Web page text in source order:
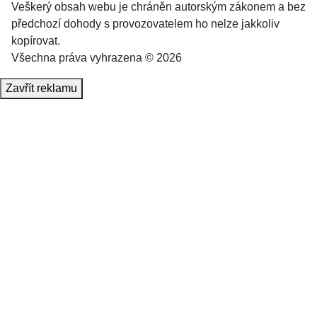
Veškerý obsah webu je chráněn autorským zákonem a bez
předchozí dohody s provozovatelem ho nelze jakkoliv
kopírovat.
Všechna práva vyhrazena © 2026
Zavřít reklamu